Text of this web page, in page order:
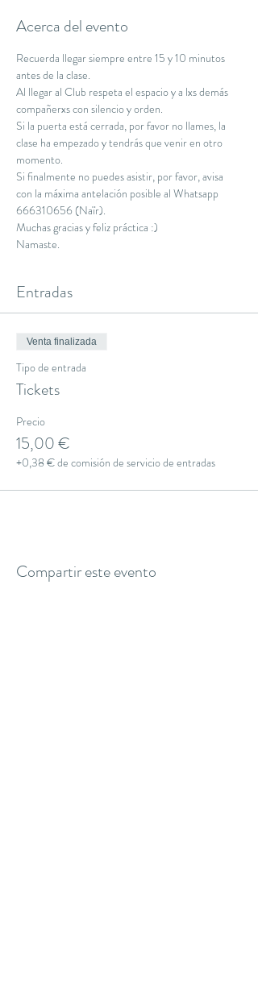
Acerca del evento
Recuerda llegar siempre entre 15 y 10 minutos
antes de la clase.
Al llegar al Club respeta el espacio y a lxs demás
compañerxs con silencio y orden.
Si la puerta está cerrada, por favor no llames, la
clase ha empezado y tendrás que venir en otro
momento.
Si finalmente no puedes asistir, por favor, avisa
con la máxima antelación posible al Whatsapp
666310656 (Naïr).
Muchas gracias y feliz práctica :)
Namaste.
Entradas
Venta finalizada
Tipo de entrada
Tickets
Precio
15,00 €
+0,38 € de comisión de servicio de entradas
Compartir este evento